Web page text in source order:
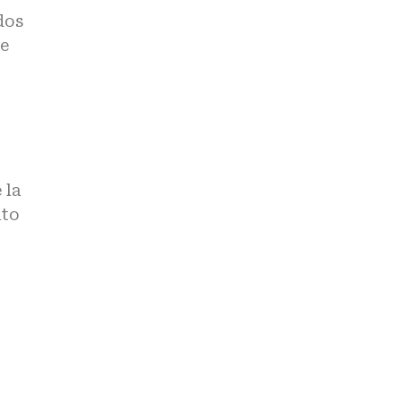
la